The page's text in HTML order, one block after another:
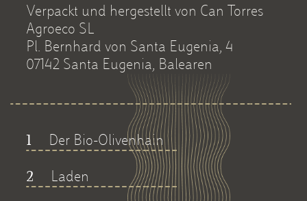
Verpackt und hergestellt von Can Torres
Agroeco SL
Pl. Bernhard von Santa Eugenia, 4
07142 Santa Eugenia, Balearen
1 Der Bio-Olivenhain
2 Laden